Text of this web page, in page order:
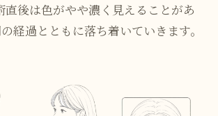
直後は色がやや濃く見えることがあ
経過とともに落ち着いていきます。